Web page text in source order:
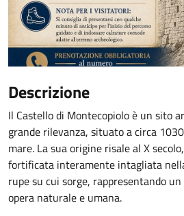
Descrizione
Il Castello di Montecopiolo è un sito
grande rilevanza, situato a circa
mare. La sua origine risale al X
fortificata interamente intagliata
rupe su cui sorge, rappresentando
opera naturale e umana.